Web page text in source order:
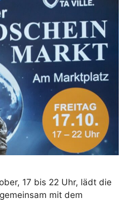
17 bis 22 Uhr, lädt die
mit dem